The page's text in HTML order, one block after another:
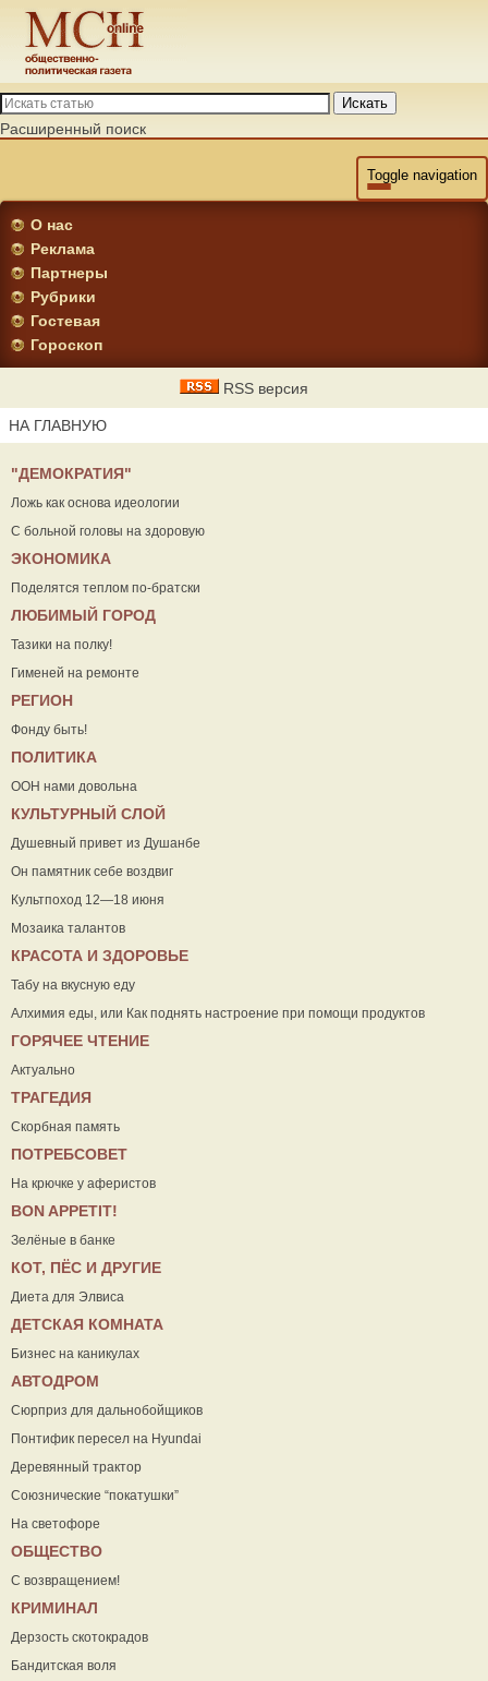
Искать
Расширенный поиск
Toggle navigation
О нас
Реклама
Партнеры
Рубрики
Гостевая
Гороскоп
RSS версия
НА ГЛАВНУЮ
"ДЕМОКРАТИЯ"
Ложь как основа идеологии
С больной головы на здоровую
ЭКОНОМИКА
Поделятся теплом по-братски
ЛЮБИМЫЙ ГОРОД
Тазики на полку!
Гименей на ремонте
РЕГИОН
Фонду быть!
ПОЛИТИКА
ООН нами довольна
КУЛЬТУРНЫЙ СЛОЙ
Душевный привет из Душанбе
Он памятник себе воздвиг
Культпоход 12—18 июня
Мозаика талантов
КРАСОТА И ЗДОРОВЬЕ
Табу на вкусную еду
Алхимия еды, или Как поднять настроение при помощи продуктов
ГОРЯЧЕЕ ЧТЕНИЕ
Актуально
ТРАГЕДИЯ
Скорбная память
ПОТРЕБСОВЕТ
На крючке у аферистов
ВON APPETIT!
Зелёные в банке
КОТ, ПЁС И ДРУГИЕ
Диета для Элвиса
ДЕТСКАЯ КОМНАТА
Бизнес на каникулах
АВТОДРОМ
Сюрприз для дальнобойщиков
Понтифик пересел на Hyundai
Деревянный трактор
Союзнические “покатушки”
На светофоре
ОБЩЕСТВО
С возвращением!
КРИМИНАЛ
Дерзость скотокрадов
Бандитская воля